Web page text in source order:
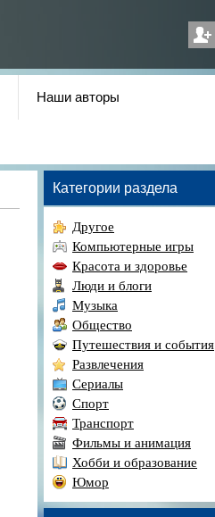
Наши авторы
Категории раздела
Другое
Компьютерные игры
Красота и здоровье
Люди и блоги
Музыка
Общество
Путешествия и события
Развлечения
Сериалы
Спорт
Транспорт
Фильмы и анимация
Хобби и образование
Юмор